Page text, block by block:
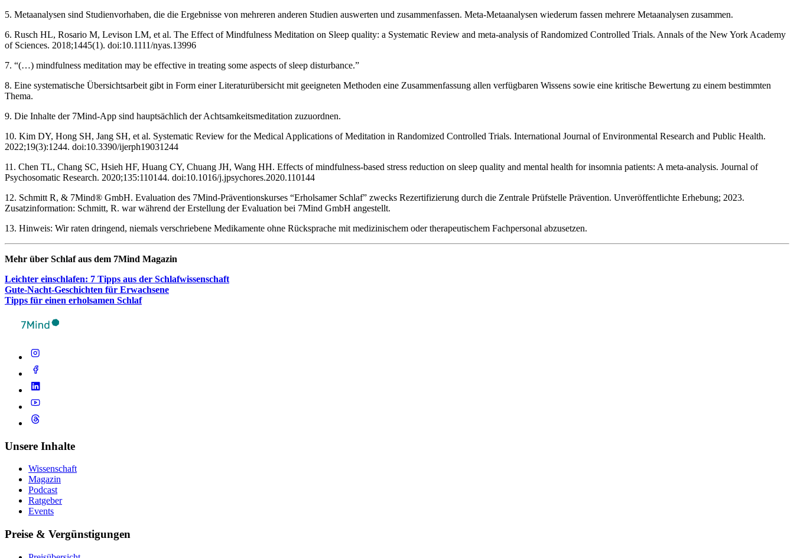
5. Metaanalysen sind Studienvorhaben, die die Ergebnisse von mehreren anderen Studien auswerten und zusammenfassen. Meta-Metaanalysen wiederum fassen mehrere Metaanalysen zusammen.
6. Rusch HL, Rosario M, Levison LM, et al. The Effect of Mindfulness Meditation on Sleep quality: a Systematic Review and meta-analysis of Randomized Controlled Trials. Annals of the New York Academy
of Sciences. 2018;1445(1). doi:10.1111/nyas.13996
7. “(…) mindfulness meditation may be effective in treating some aspects of sleep disturbance.”
8. Eine systematische Übersichtsarbeit gibt in Form einer Literaturübersicht mit geeigneten Methoden eine Zusammenfassung allen verfügbaren Wissens sowie eine kritische Bewertung zu einem bestimmten
Thema.
9. Die Inhalte der 7Mind-App sind hauptsächlich der Achtsamkeitsmeditation zuzuordnen.
10. Kim DY, Hong SH, Jang SH, et al. Systematic Review for the Medical Applications of Meditation in Randomized Controlled Trials. International Journal of Environmental Research and Public Health.
2022;19(3):1244. doi:10.3390/ijerph19031244
11. Chen TL, Chang SC, Hsieh HF, Huang CY, Chuang JH, Wang HH. Effects of mindfulness-based stress reduction on sleep quality and mental health for insomnia patients: A meta-analysis. Journal of
Psychosomatic Research. 2020;135:110144. doi:10.1016/j.jpsychores.2020.110144
12. Schmitt R, & 7Mind® GmbH. Evaluation des 7Mind-Präventionskurses “Erholsamer Schlaf” zwecks Rezertifizierung durch die Zentrale Prüfstelle Prävention. Unveröffentlichte Erhebung; 2023.
Zusatzinformation: Schmitt, R. war während der Erstellung der Evaluation bei 7Mind GmbH angestellt.
13. Hinweis: Wir raten dringend, niemals verschriebene Medikamente ohne Rücksprache mit medizinischem oder therapeutischem Fachpersonal abzusetzen.
Mehr über Schlaf aus dem 7Mind Maga­zin
Leich­ter ein­schla­fen: 7 Tipps aus der Schlaf­wis­sen­schaft
Gute-Nacht-Geschich­ten für Erwach­sene
Tipps für einen erhol­sa­men Schlaf
Unsere Inhalte
Wissenschaft
Magazin
Podcast
Ratgeber
Events
Preise & Vergünstigungen